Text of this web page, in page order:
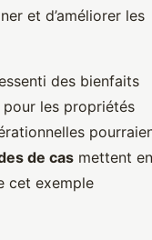
et d’améliorer les
des bienfaits
les propriétés
de cas mettent en
cet exemple